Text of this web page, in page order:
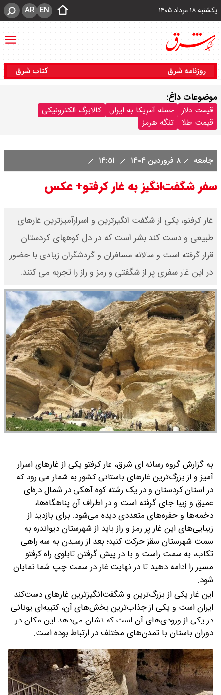
یکشنبه ۱۸ مرداد ۱۴۰۵ EN
AR
روزنامه شرق کتاب شرق
موضوعات داغ:
قیمت دلار حمله آمریکا به ایران
کالابرگ الکترونیکی
قیمت طلا
تنگه هرمز
جامعه ۸ فروردین ۱۴۰۴
سفر شگفت‌انگیز به غار کرفتو+ عکس
غار کرفتو، یکی از شگفت انگیزترین و اسرارآمیزترین غارهای
طبیعی و دست کند بشر است که در دل کوههای کردستان
قرار گرفته است و سالانه مسافران و گردشگران زیادی با حضور
در این غار سفری پر از شگفتی و رمز و راز را تجربه می کنند.
به گزارش گروه رسانه ای شرق، غار کرفتو یکی از غارهای اسرار
آمیز و از بزرگ‌ترین غارهای باستانی کشور به شمار می رود که
در استان کردستان و در یک رشته کوه آهکی در شمال دره‌ای
عمیق و زیبا جای گرفته است و در اطراف آن پناهگاه‌ها،
دخمه‌ها و حفره‌های متعددی دیده می‌شود. برای بازدید از
زیبایی‌های این غار پر رمز و راز باید از شهرستان دیواندره به
سمت شهرستان سقز حرکت کنید؛ بعد از رسیدن به سه راهی
تکاب، به سمت راست و با در پیش گرفتن تابلوی راه کرفتو
مسیر را ادامه دهید تا در نهایت غار در سمت چپ شما نمایان
شود.
این غار یکی از بزرگ‌ترین و شگفت‌انگیزترین غارهای دست‌کند
ایران است و یکی از جذاب‌ترین بخش‌های آن، کتیبه‌ای یونانی
در یکی از ورودی‌های آن است که نشان می‌دهد این مکان در
دوران باستان با تمدن‌های مختلف در ارتباط بوده است.